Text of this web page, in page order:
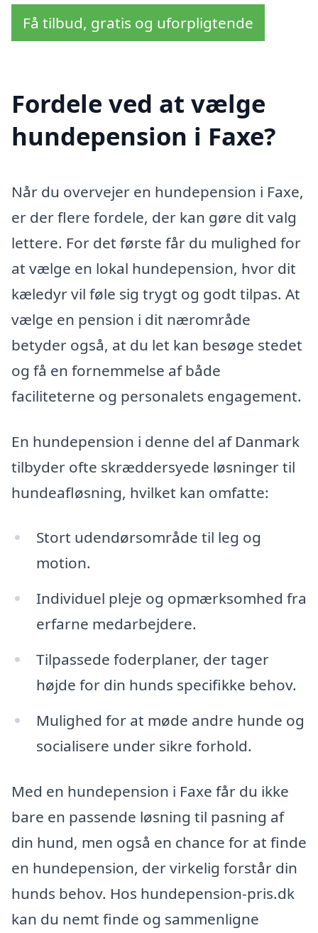
Få tilbud, gratis og uforpligtende
Fordele ved at vælge
hundepension i Faxe?
Når du overvejer en hundepension i Faxe,
er der flere fordele, der kan gøre dit valg
lettere. For det første får du mulighed for
at vælge en lokal hundepension, hvor dit
kæledyr vil føle sig trygt og godt tilpas. At
vælge en pension i dit nærområde
betyder også, at du let kan besøge stedet
og få en fornemmelse af både
faciliteterne og personalets engagement.
En hundepension i denne del af Danmark
tilbyder ofte skræddersyede løsninger til
hundeafløsning, hvilket kan omfatte:
Stort udendørsområde til leg og
motion.
Individuel pleje og opmærksomhed fra
erfarne medarbejdere.
Tilpassede foderplaner, der tager
højde for din hunds specifikke behov.
Mulighed for at møde andre hunde og
socialisere under sikre forhold.
Med en hundepension i Faxe får du ikke
bare en passende løsning til pasning af
din hund, men også en chance for at finde
en hundepension, der virkelig forstår din
hunds behov. Hos hundepension-pris.dk
kan du nemt finde og sammenligne